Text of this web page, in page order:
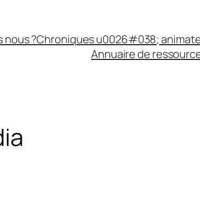
nous ?Chroniques u0026#038;
Annuaire de